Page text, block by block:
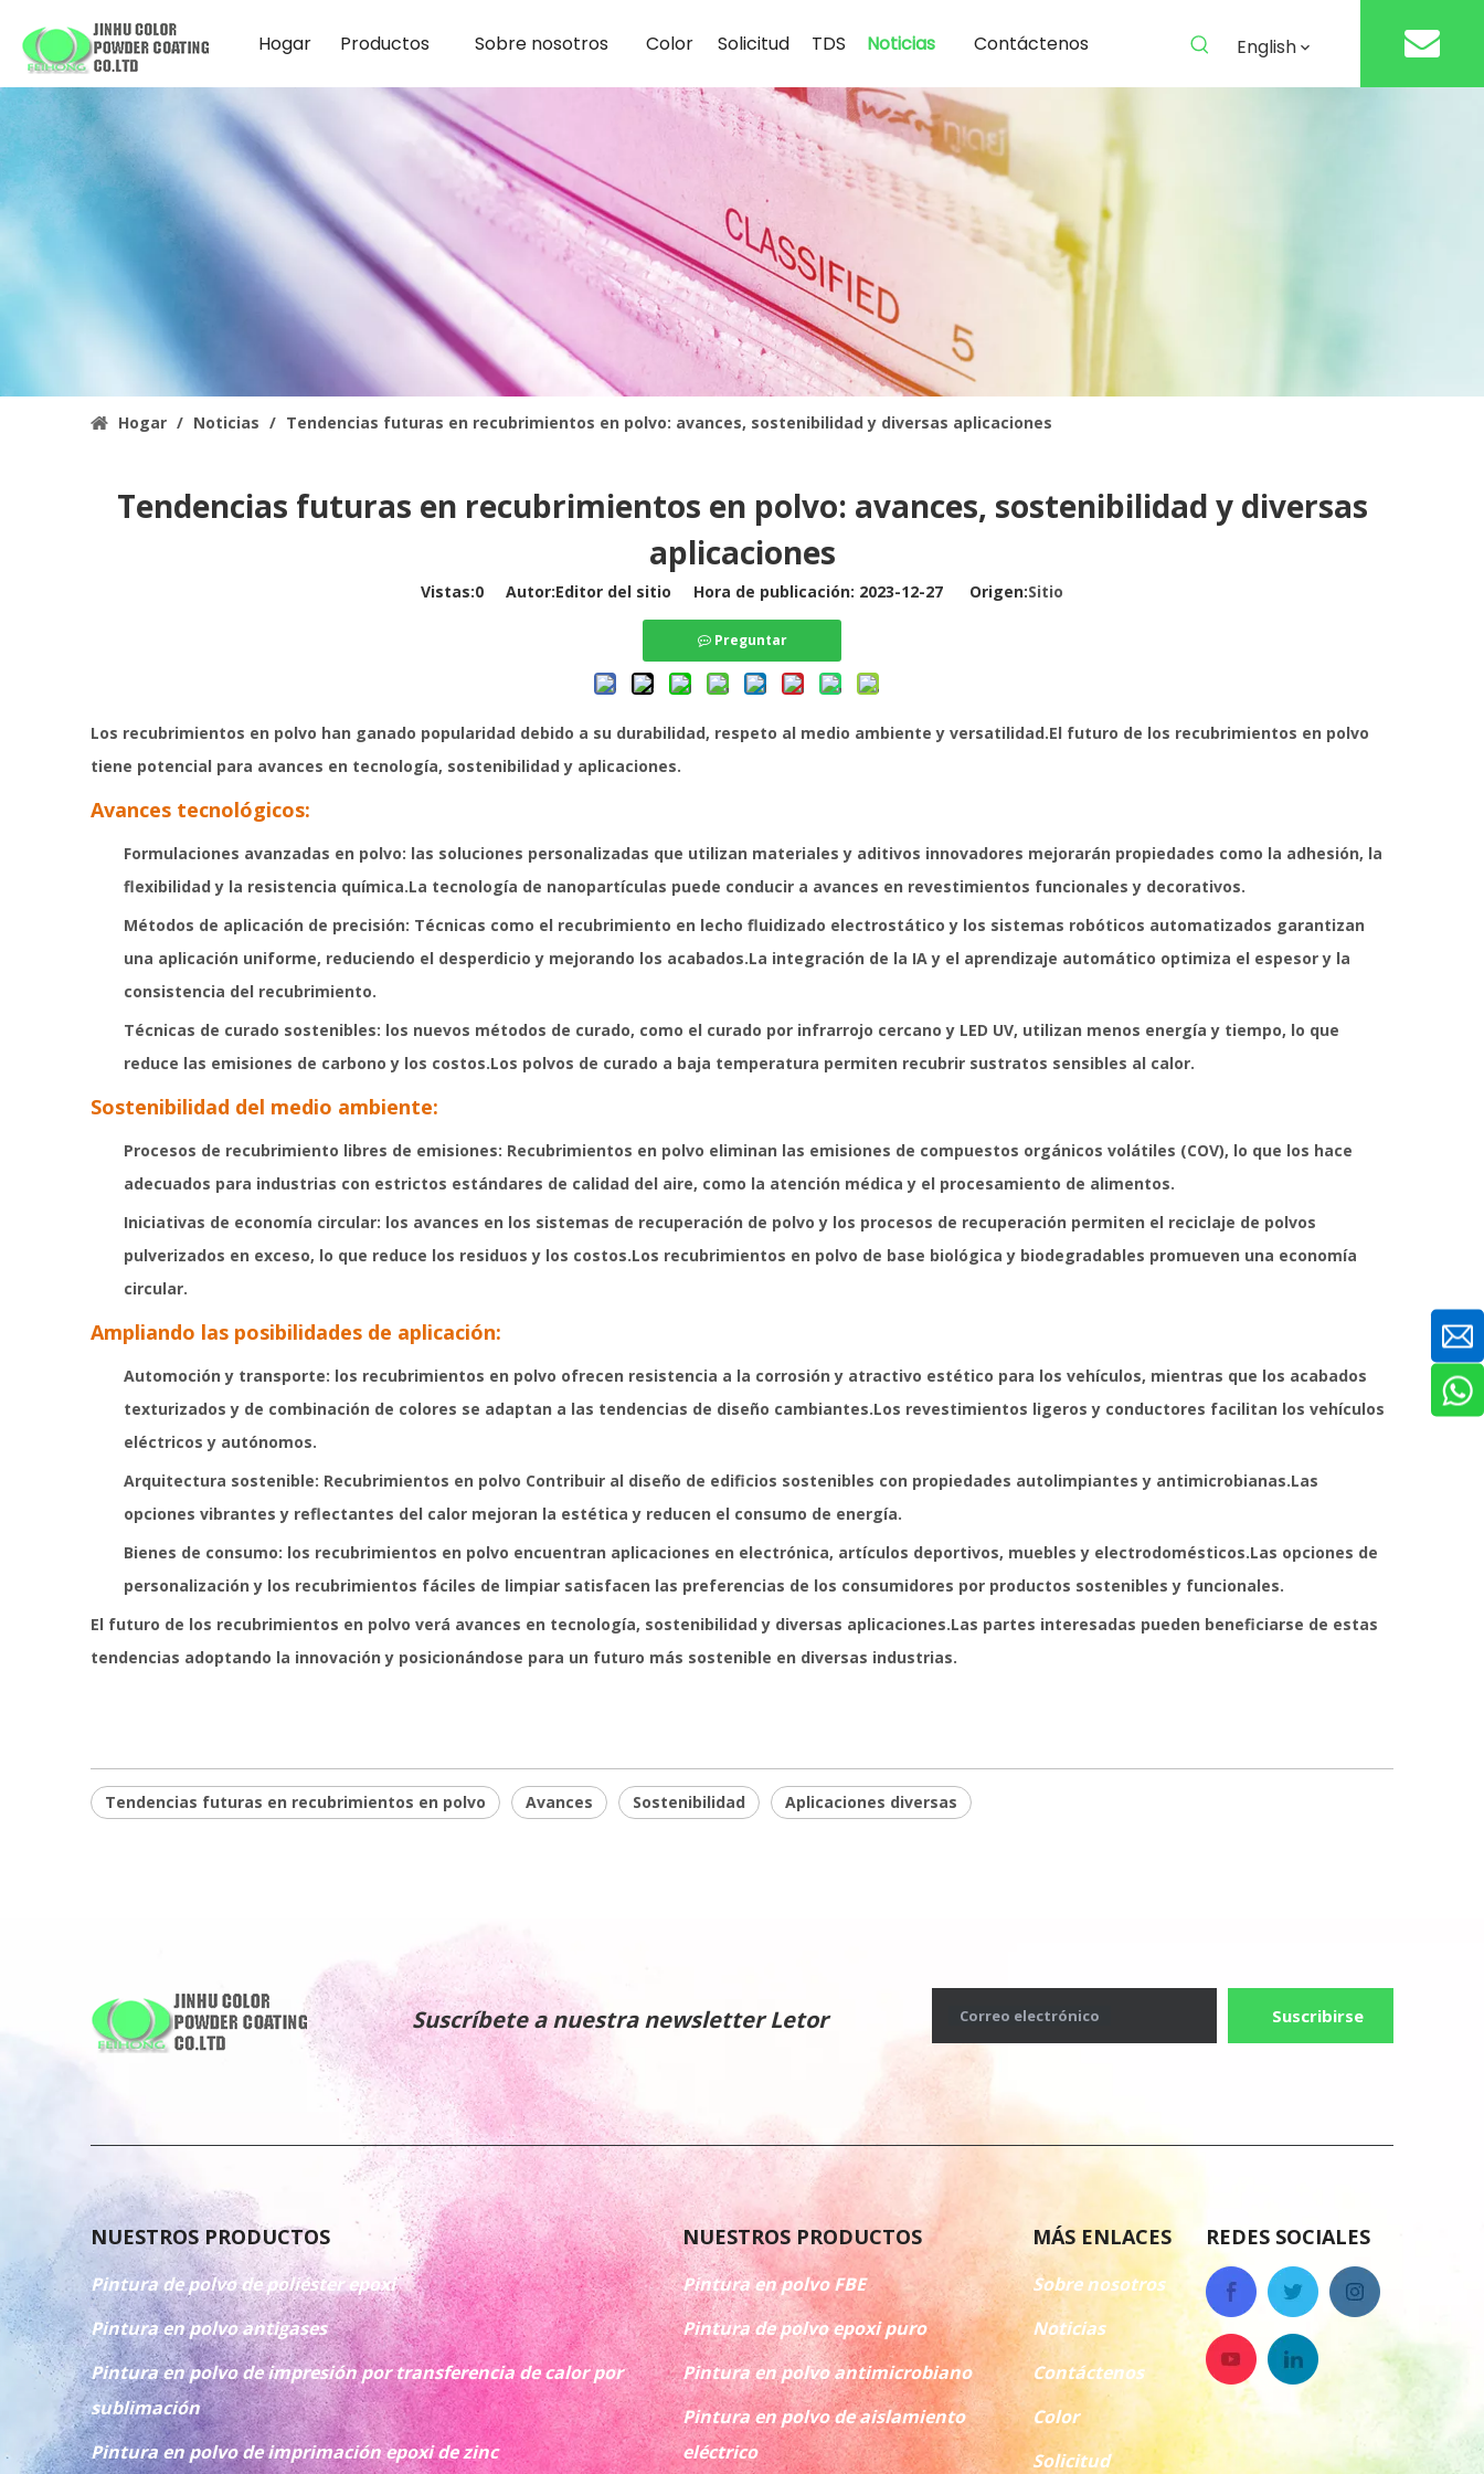
Hogar Productos Sobre nosotros Color Solicitud TDS Noticias Contáctenos English
Hogar / Noticias / Tendencias futuras en recubrimientos en polvo: avances, sostenibilidad y diversas aplicaciones
Tendencias futuras en recubrimientos en polvo: avances, sostenibilidad y diversas
aplicaciones
Vistas:0 Autor:Editor del sitio Hora de publicación: 2023-12-27 Origen:Sitio
Preguntar
Los recubrimientos en polvo han ganado popularidad debido a su durabilidad, respeto al medio ambiente y versatilidad.El futuro de los recubrimientos en polvo
tiene potencial para avances en tecnología, sostenibilidad y aplicaciones.
Avances tecnológicos:
Formulaciones avanzadas en polvo: las soluciones personalizadas que utilizan materiales y aditivos innovadores mejorarán propiedades como la adhesión, la
flexibilidad y la resistencia química.La tecnología de nanopartículas puede conducir a avances en revestimientos funcionales y decorativos.
Métodos de aplicación de precisión: Técnicas como el recubrimiento en lecho fluidizado electrostático y los sistemas robóticos automatizados garantizan
una aplicación uniforme, reduciendo el desperdicio y mejorando los acabados.La integración de la IA y el aprendizaje automático optimiza el espesor y la
consistencia del recubrimiento.
Técnicas de curado sostenibles: los nuevos métodos de curado, como el curado por infrarrojo cercano y LED UV, utilizan menos energía y tiempo, lo que
reduce las emisiones de carbono y los costos.Los polvos de curado a baja temperatura permiten recubrir sustratos sensibles al calor.
Sostenibilidad del medio ambiente:
Procesos de recubrimiento libres de emisiones: Recubrimientos en polvo eliminan las emisiones de compuestos orgánicos volátiles (COV), lo que los hace
adecuados para industrias con estrictos estándares de calidad del aire, como la atención médica y el procesamiento de alimentos.
Iniciativas de economía circular: los avances en los sistemas de recuperación de polvo y los procesos de recuperación permiten el reciclaje de polvos
pulverizados en exceso, lo que reduce los residuos y los costos.Los recubrimientos en polvo de base biológica y biodegradables promueven una economía
circular.
Ampliando las posibilidades de aplicación:
Automoción y transporte: los recubrimientos en polvo ofrecen resistencia a la corrosión y atractivo estético para los vehículos, mientras que los acabados
texturizados y de combinación de colores se adaptan a las tendencias de diseño cambiantes.Los revestimientos ligeros y conductores facilitan los vehículos
eléctricos y autónomos.
Arquitectura sostenible: Recubrimientos en polvo Contribuir al diseño de edificios sostenibles con propiedades autolimpiantes y antimicrobianas.Las
opciones vibrantes y reflectantes del calor mejoran la estética y reducen el consumo de energía.
Bienes de consumo: los recubrimientos en polvo encuentran aplicaciones en electrónica, artículos deportivos, muebles y electrodomésticos.Las opciones de
personalización y los recubrimientos fáciles de limpiar satisfacen las preferencias de los consumidores por productos sostenibles y funcionales.
El futuro de los recubrimientos en polvo verá avances en tecnología, sostenibilidad y diversas aplicaciones.Las partes interesadas pueden beneficiarse de estas
tendencias adoptando la innovación y posicionándose para un futuro más sostenible en diversas industrias.
Tendencias futuras en recubrimientos en polvo Avances Sostenibilidad Aplicaciones diversas
Suscríbete a nuestra newsletter Letor Correo electrónico Suscribirse
NUESTROS PRODUCTOS
Pintura de polvo de poliéster epoxi
Pintura en polvo antigases
Pintura en polvo de impresión por transferencia de calor por
sublimación
Pintura en polvo de imprimación epoxi de zinc
NUESTROS PRODUCTOS
Pintura en polvo FBE
Pintura de polvo epoxi puro
Pintura en polvo antimicrobiano
Pintura en polvo de aislamiento
eléctrico
MÁS ENLACES
Sobre nosotros
Noticias
Contáctenos
Color
Solicitud
REDES SOCIALES